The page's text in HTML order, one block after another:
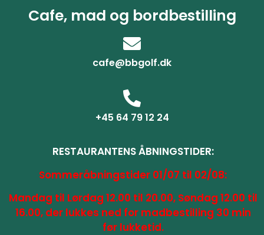
Cafe, mad og bordbestilling
cafe@bbgolf.dk
+45 64 79 12 24
RESTAURANTENS ÅBNINGSTIDER:
Sommeråbningstider 01/07 til 02/08:
Mandag til Lørdag 12.00 til 20.00, Søndag 12.00 til
16.00, der lukkes ned for madbestilling 30 min
før lukketid.